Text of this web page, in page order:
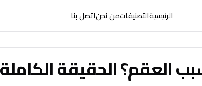
الرئيسيةالتصنيفاتمن نحناتصل بنا
العقم؟ الحقيقة الكاملة